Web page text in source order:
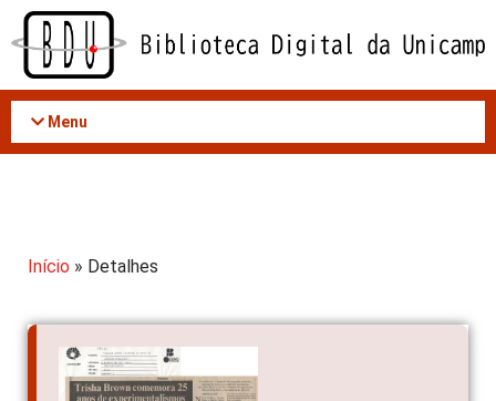
Acessar
conteúdo
Menu
Início » Detalhes